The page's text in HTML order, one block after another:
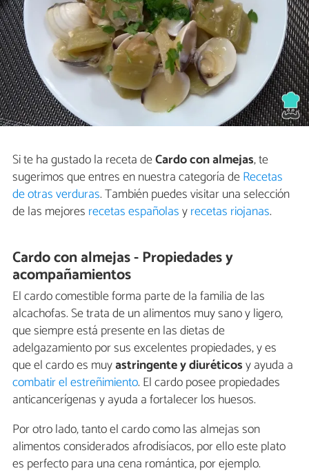
Si te ha gustado la receta deCardo con almejas, te
sugerimos que entres en nuestra categoría deRecetas
de otras verduras. También puedes visitar una selección
de las mejores recetas españolasyrecetas riojanas.
Cardo con almejas - Propiedades y
acompañamientos
El cardo comestible forma parte de la familia de las
alcachofas. Se trata de un alimentos muy sano y ligero,
que siempre está presente en las dietas de
adelgazamiento por sus excelentes propiedades, y es
que el cardo es muyastringente y diuréticosy ayuda a
combatir el estreñimiento. El cardo posee propiedades
anticancerígenas y ayuda a fortalecer los huesos.
Por otro lado, tanto el cardo como las almejas son
alimentos considerados afrodisíacos, por ello este plato
es perfecto para una cena romántica, por ejemplo.